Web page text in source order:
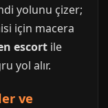
yolunu çizer;
için macera
escort ile
yol alır.
ve